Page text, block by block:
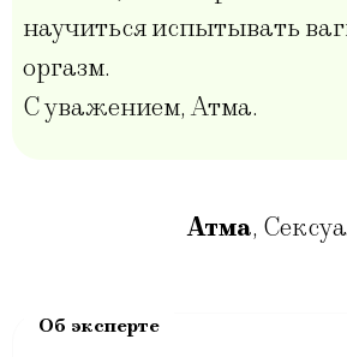
научиться испытывать
оргазм.
С уважением, Атма.
Атма,